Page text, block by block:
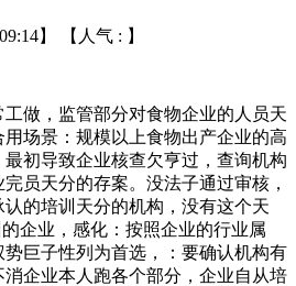
】 【人气 : 】
，监管部分对食物企业的人员天
场景：规模以上食物出产企业的高
初导致企业核查欠亨过，查询机构
员天分的存案。没法子通过审核，
的培训天分的机构，没有这个天
企业，感化：按照企业的行业属
巨子性列为首选，：要确认机构有
企业本人跑各个部分，企业自从培